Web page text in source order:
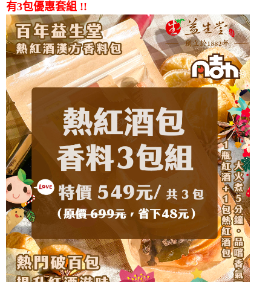
有3包優惠套組 !!